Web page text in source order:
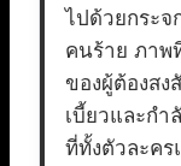
ไปด้วยกระจ
คนร้าย ภาพ
ของผู้ต้องสง
เบี้ยวและกำ
ที่ทั้งตัวละคร